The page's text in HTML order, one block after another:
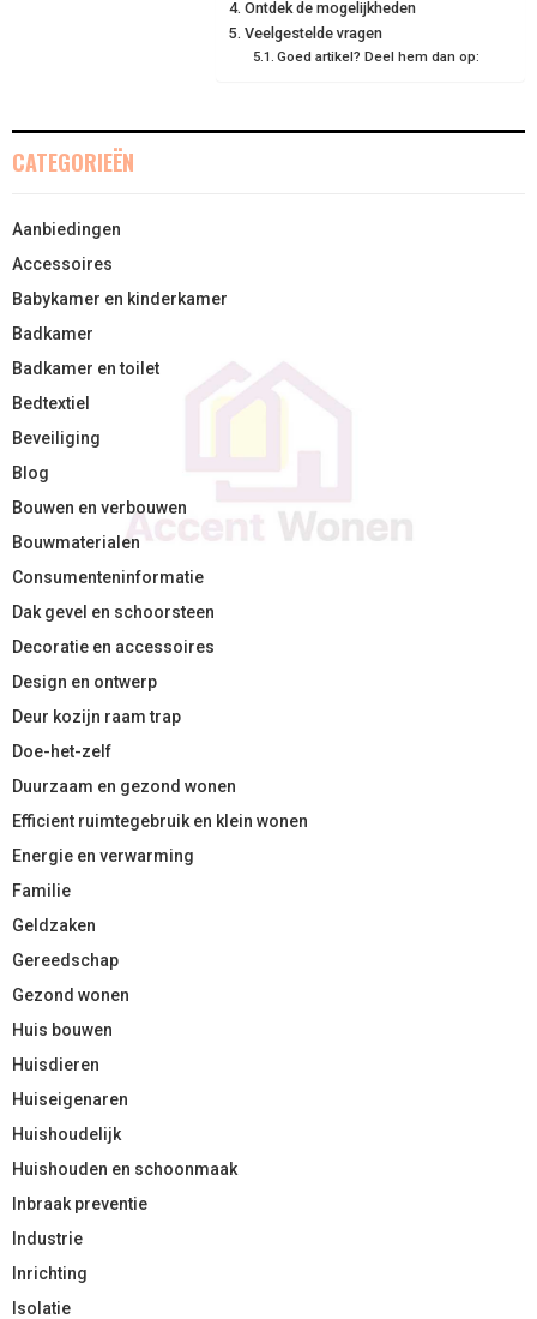
Ontdek de mogelijkheden
Veelgestelde vragen
Goed artikel? Deel hem dan op:
CATEGORIEËN
Aanbiedingen
Accessoires
Babykamer en kinderkamer
Badkamer
Badkamer en toilet
Bedtextiel
Beveiliging
Blog
Bouwen en verbouwen
Bouwmaterialen
Consumenteninformatie
Dak gevel en schoorsteen
Decoratie en accessoires
Design en ontwerp
Deur kozijn raam trap
Doe-het-zelf
Duurzaam en gezond wonen
Efficient ruimtegebruik en klein wonen
Energie en verwarming
Familie
Geldzaken
Gereedschap
Gezond wonen
Huis bouwen
Huisdieren
Huiseigenaren
Huishoudelijk
Huishouden en schoonmaak
Inbraak preventie
Industrie
Inrichting
Isolatie